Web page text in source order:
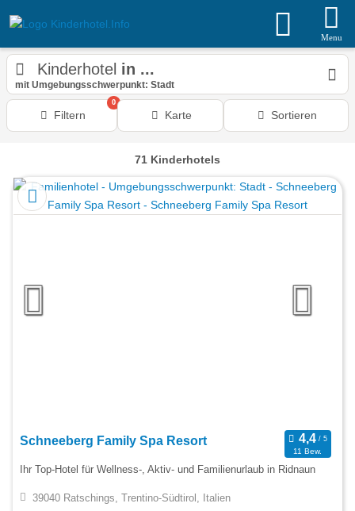
Menu
Kinderhotel in ...
mit Umgebungsschwerpunkt: Stadt
Filtern
0
Karte Sortieren
71 Kinderhotels
Schneeberg Family Spa Resort
11 Bew.
Ihr Top-Hotel für Wellness-, Aktiv- und Familienurlaub in Ridnaun
39040 Ratschings, Trentino-Südtirol, Italien